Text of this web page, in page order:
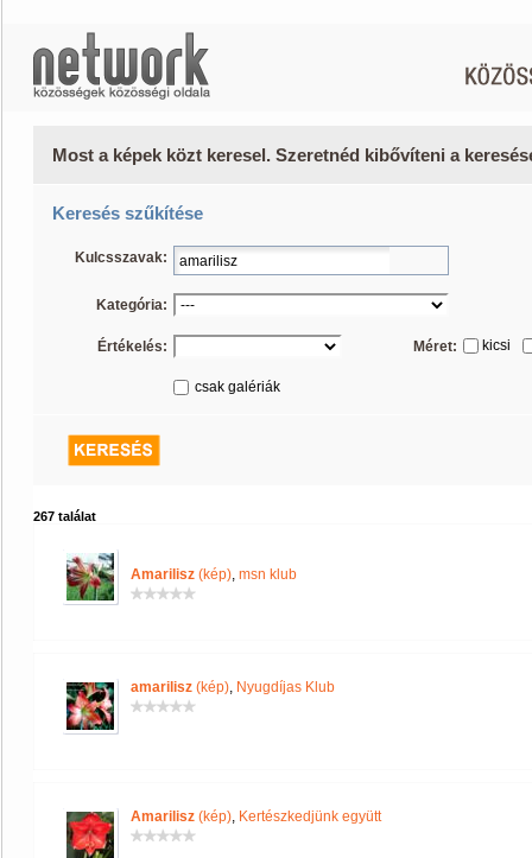
Most a képek közt keresel. Szeretnéd kibővíteni a
Keresés szűkítése
Kulcsszavak:
Kategória:
Értékelés: Méret: kicsi
csak galériák
267 találat
Amarilisz (kép), msn klub
amarilisz (kép), Nyugdíjas Klub
Amarilisz (kép), Kertészkedjünk együtt